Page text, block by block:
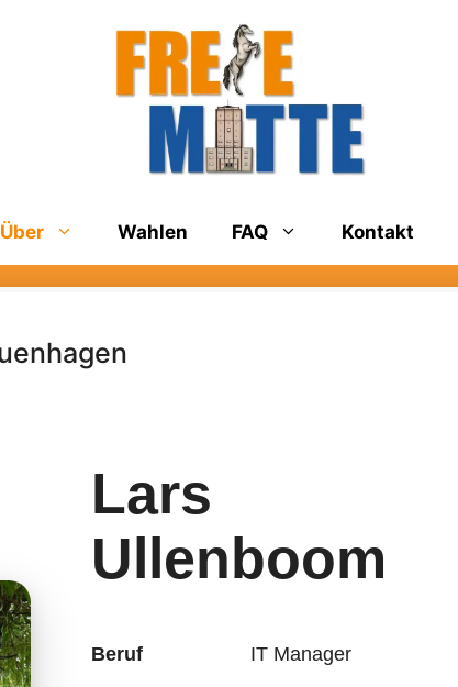
Über Wahlen FAQ Kontakt
Lars
Ullenboom
Beruf IT Manager